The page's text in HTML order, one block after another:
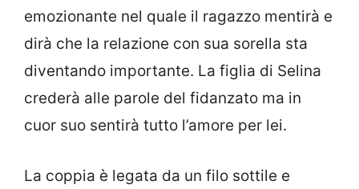
emozionante nel quale il ragazzo mentirà e
dirà che la relazione con sua sorella sta
diventando importante. La figlia di Selina
crederà alle parole del fidanzato ma in
cuor suo sentirà tutto l’amore per lei.
La coppia è legata da un filo sottile e